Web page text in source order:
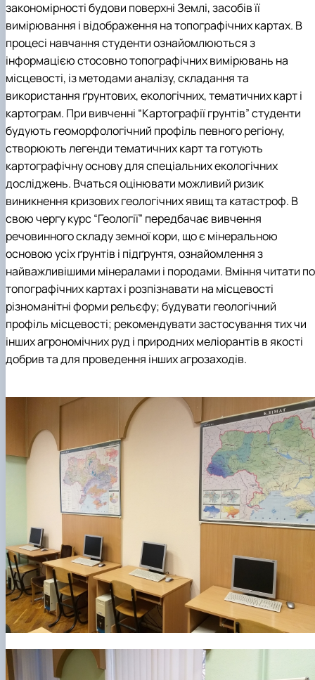
закономірності будови поверхні Землі, засобів її
вимірювання і відображення на топографічних картах. В
процесі навчання студенти ознайомлюються з
інформацією стосовно топографічних вимірювань на
місцевості, із методами аналізу, складання та
використання ґрунтових, екологічних, тематичних карт і
картограм. При вивченні “Картографії грунтів” студенти
будують геоморфологічний профіль певного регіону,
створюють легенди тематичних карт та готують
картографічну основу для спеціальних екологічних
досліджень. Вчаться оцінювати можливий ризик
виникнення кризових геологічних явищ та катастроф. В
свою чергу курс “Геології” передбачає вивчення
речовинного складу земної кори, що є мінеральною
основою усіх ґрунтів і підґрунтя, ознайомлення з
найважливішими мінералами і породами. Вміння читати по
топографічних картах і розпізнавати на місцевості
різноманітні форми рельєфу; будувати геологічний
профіль місцевості; рекомендувати застосування тих чи
інших агрономічних руд і природних меліорантів в якості
добрив та для проведення інших агрозаходів.